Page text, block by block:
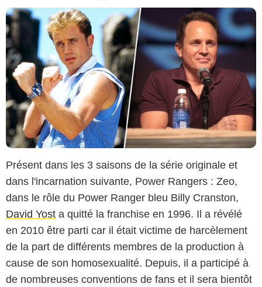
Présent dans les 3 saisons de la série originale et
dans l'incarnation suivante, Power Rangers : Zeo,
dans le rôle du Power Ranger bleu Billy Cranston,
David Yost a quitté la franchise en 1996. Il a révélé
en 2010 être parti car il était victime de harcèlement
de la part de différents membres de la production à
cause de son homosexualité. Depuis, il a participé à
de nombreuses conventions de fans et il sera bientôt